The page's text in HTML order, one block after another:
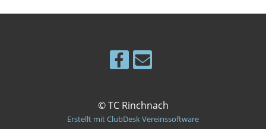
© TC Rinchnach
Erstellt mit ClubDesk Vereinssoftware